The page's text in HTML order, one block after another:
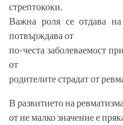
стрептококи.
Важна роля се отдава на
потвърждава от
по-честа заболеваемост
от
родителите страдат от
В развитието на ревматизма
от не малко значение е